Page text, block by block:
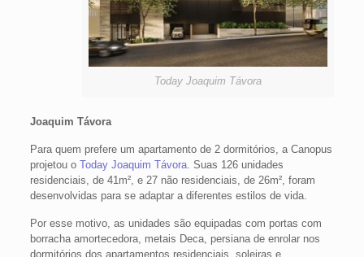
Today Joaquim Távora
Joaquim Távora
Para quem prefere um apartamento de 2 dormitórios, a Canopus
projetou o Today Joaquim Távora. Suas 126 unidades
residenciais, de 41m², e 27 não residenciais, de 26m², foram
desenvolvidas para se adaptar a diferentes estilos de vida.
Por esse motivo, as unidades são equipadas com portas com
borracha amortecedora, metais Deca, persiana de enrolar nos
dormitórios dos apartamentos residenciais, soleiras e